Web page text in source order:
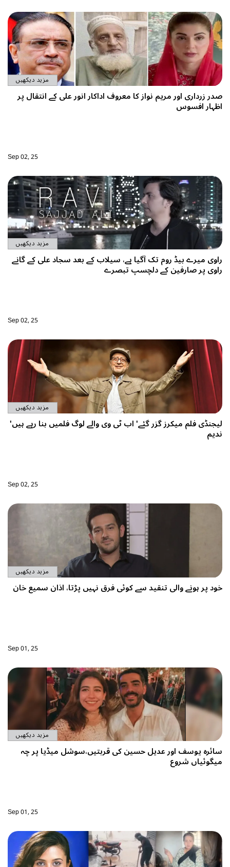
مزید دیکھیں
زرداری اور مریم نواز کا معروف اداکار انور علی کے انتقال پر
افسوس
Sep 02, 25
مزید دیکھیں
میرے بیڈ روم تک آگیا ہے، سیلاب کے بعد سجاد علی کے گانے
پر صارفین کے دلچسپ تبصرے
Sep 02, 25
مزید دیکھیں
فلم میکرز گزر گئے' اب ٹی وی والے لوگ فلمیں بنا رہے ہیں'
Sep 02, 25
مزید دیکھیں
پر ہونے والی تنقید سے کوئی فرق نہیں پڑتا، اذان سمیع خان
Sep 01, 25
مزید دیکھیں
یوسف اور عدیل حسین کی قربتیں،سوشل میڈیا پر چہ
شروع
Sep 01, 25